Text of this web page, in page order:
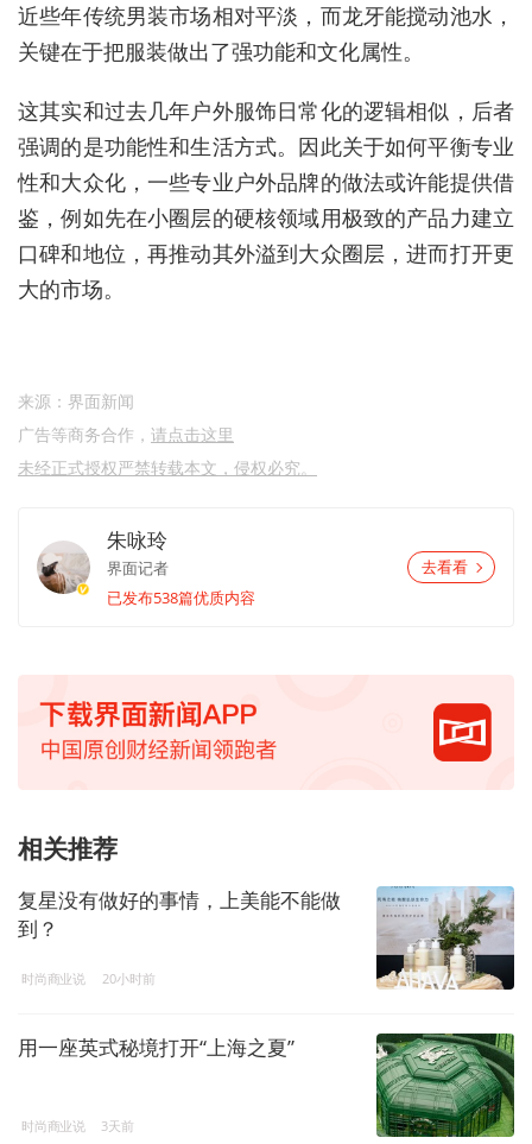
近些年传统男装市场相对平淡，而龙牙能搅动池水，
关键在于把服装做出了强功能和文化属性。
这其实和过去几年户外服饰日常化的逻辑相似，后者
强调的是功能性和生活方式。因此关于如何平衡专业
性和大众化，一些专业户外品牌的做法或许能提供借
鉴，例如先在小圈层的硬核领域用极致的产品力建立
口碑和地位，再推动其外溢到大众圈层，进而打开更
大的市场。
来源：界面新闻
广告等商务合作， 请点击这里
未经正式授权严禁转载本文，侵权必究。
朱咏玲
界面记者
已发布538篇优质内容
去看看
相关推荐
复星没有做好的事情，上美能不能做
到？
时尚商业说 20小时前
用一座英式秘境打开“上海之夏”
时尚商业说 3天前